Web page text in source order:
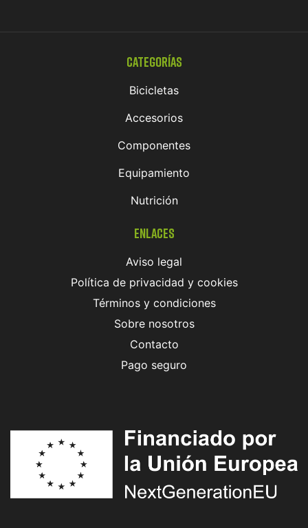
Categorías
Bicicletas
Accesorios
Componentes
Equipamiento
Nutrición
Enlaces
Aviso legal
Política de privacidad y cookies
Términos y condiciones
Sobre nosotros
Contacto
Pago seguro